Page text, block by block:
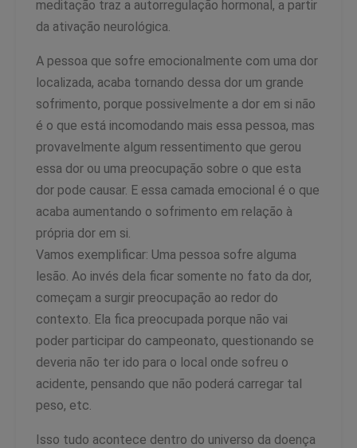
meditação traz a autorregulação hormonal, a partir
da ativação neurológica.
A pessoa que sofre emocionalmente com uma dor
localizada, acaba tornando dessa dor um grande
sofrimento, porque possivelmente a dor em si não
é o que está incomodando mais essa pessoa, mas
provavelmente algum ressentimento que gerou
essa dor ou uma preocupação sobre o que esta
dor pode causar. E essa camada emocional é o que
acaba aumentando o sofrimento em relação à
própria dor em si.
Vamos exemplificar: Uma pessoa sofre alguma
lesão. Ao invés dela ficar somente no fato da dor,
começam a surgir preocupação ao redor do
contexto. Ela fica preocupada porque não vai
poder participar do campeonato, questionando se
deveria não ter ido para o local onde sofreu o
acidente, pensando que não poderá carregar tal
peso, etc.
Isso tudo acontece dentro do universo da doença